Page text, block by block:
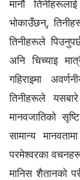
मानौं
भोकाउँछन्,
तिनीहरूले
अनि चिच्याइ
गहिराइमा
तिनीहरूले
मानवजातिको
सामान्य
परमेश्‍वरका
मानिस शैतानको